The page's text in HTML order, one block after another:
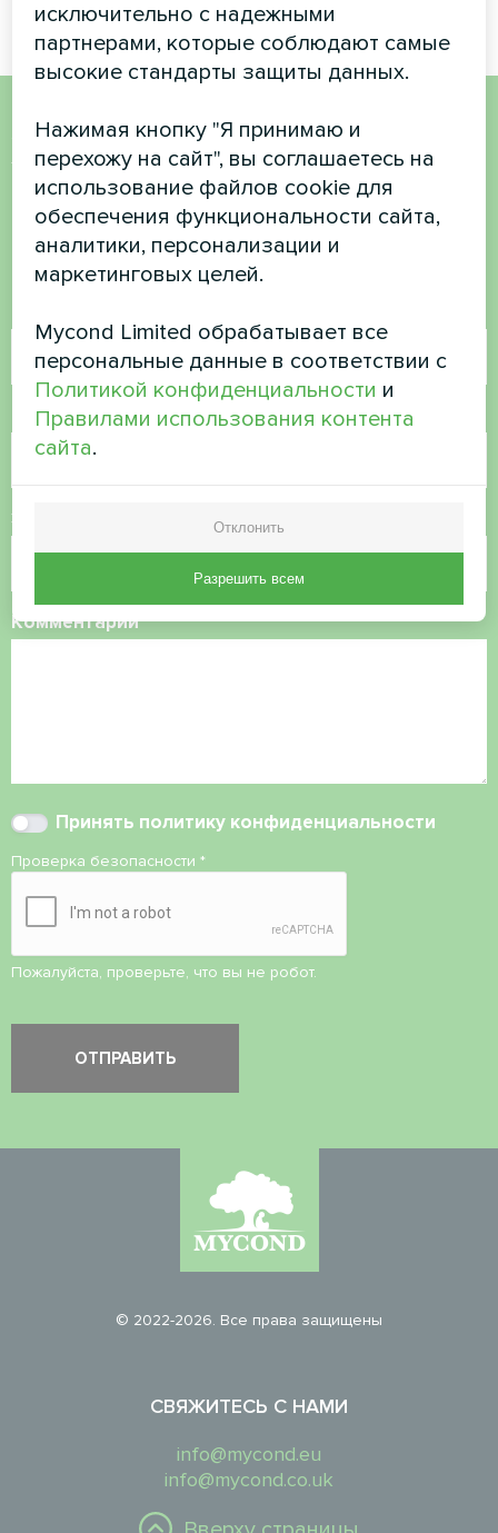
Хотите купить или у вас
есть вопросы?
Свяжитесь с нами, и мы поможем вам
Номер телефона
Электронная почта
Комментарий
Принять политику конфиденциальности
Проверка безопасности *
Пожалуйста, проверьте, что вы не робот.
© 2022-2026. Все права защищены
СВЯЖИТЕСЬ С НАМИ
info@mycond.eu
info@mycond.co.uk
исключительно с надежными
партнерами, которые соблюдают самые
высокие стандарты защиты данных.
Нажимая кнопку "Я принимаю и
перехожу на сайт", вы соглашаетесь на
использование файлов cookie для
обеспечения функциональности сайта,
аналитики, персонализации и
маркетинговых целей.
Mycond Limited обрабатывает все
персональные данные в соответствии с
Политикой конфиденциальности и
Правилами использования контента
сайта.
Отклонить
Разрешить всем